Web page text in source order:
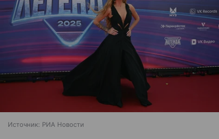
Источник: РИА Новости